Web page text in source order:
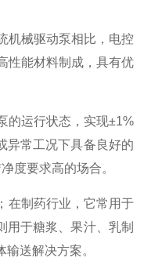
机械驱动泵相比，电控
性能材料制成，具有优
的运行状态，实现±1%
异常工况下具备良好的
度要求高的场合。
在制药行业，它常用于
于糖浆、果汁、乳制
送解决方案。